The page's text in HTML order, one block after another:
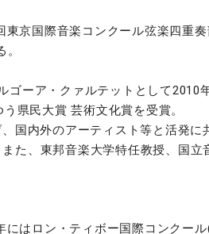
京国際音楽コンクール弦楽四重奏
ーア・クァルテットとして2010
県民大賞 芸術文化賞を受賞。
国内外のアーティスト等と活発に
た、東邦音楽大学特任教授、国立
はロン・ティボー国際コンクー